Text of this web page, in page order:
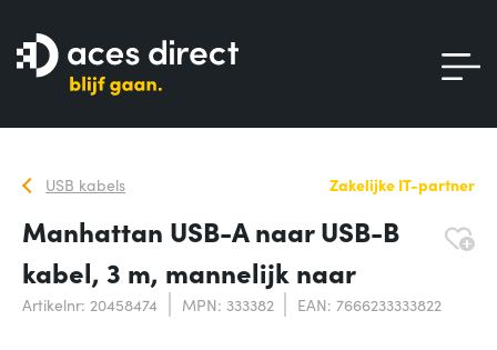
USB kabels Zakelijke IT-partner
Manhattan USB-A naar USB-B
kabel, 3 m, mannelijk naar
Artikelnr: 20458474 MPN: 333382 EAN: 7666233333822